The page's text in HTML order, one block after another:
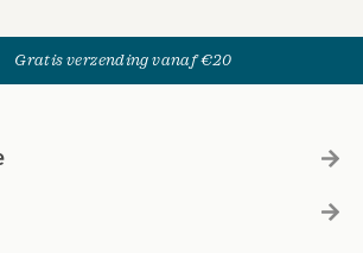
Gratis verzending vanaf €20